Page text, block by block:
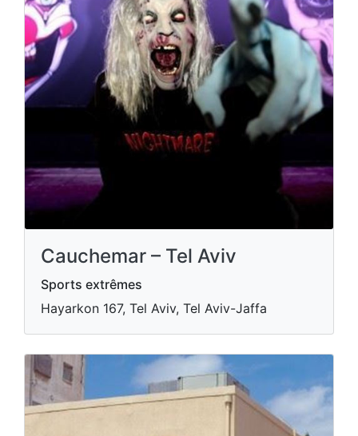
Cauchemar – Tel Aviv
Sports extrêmes
Hayarkon 167, Tel Aviv, Tel Aviv-Jaffa